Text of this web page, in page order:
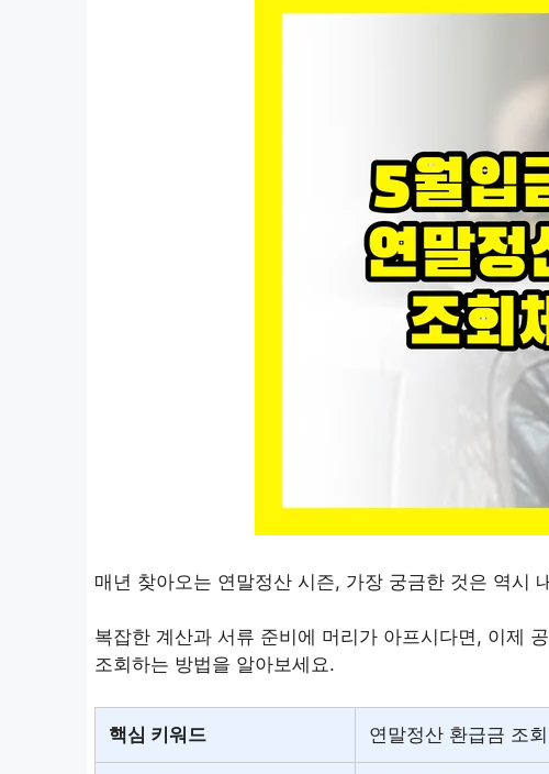
매년 찾아오는 연말정산 시즌, 가장 궁금한 것은 역시
복잡한 계산과 서류 준비에 머리가 아프시다면, 이제
조회하는 방법을 알아보세요.
핵심 키워드 연말정산 환급금 조회